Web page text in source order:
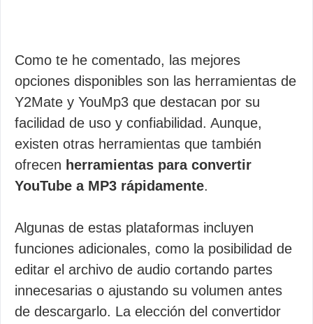
Como te he comentado, las mejores
opciones disponibles son las herramientas de
Y2Mate y YouMp3 que destacan por su
facilidad de uso y confiabilidad. Aunque,
existen otras herramientas que también
ofrecen herramientas para convertir
YouTube a MP3 rápidamente.
Algunas de estas plataformas incluyen
funciones adicionales, como la posibilidad de
editar el archivo de audio cortando partes
innecesarias o ajustando su volumen antes
de descargarlo. La elección del convertidor